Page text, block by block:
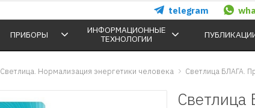
telegram
ПРИБОРЫ
ИНФОРМАЦИОННЫЕ
ТЕХНОЛОГИИ
Светлица. Нормализация энергетики человека Светлица БЛАГА.
Светлица